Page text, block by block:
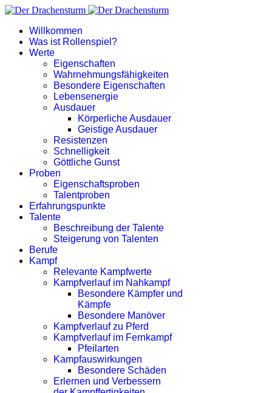
Willkommen
Was ist Rollenspiel?
Werte
Eigenschaften
Wahrnehmungsfähigkeiten
Besondere Eigenschaften
Lebensenergie
Ausdauer
Körperliche Ausdauer
Geistige Ausdauer
Resistenzen
Schnelligkeit
Göttliche Gunst
Proben
Eigenschaftsproben
Talentproben
Erfahrungspunkte
Talente
Beschreibung der Talente
Steigerung von Talenten
Berufe
Kampf
Relevante Kampfwerte
Kampfverlauf im Nahkampf
Besondere Kämpfer und
Kämpfe
Besondere Manöver
Kampfverlauf zu Pferd
Kampfverlauf im Fernkampf
Pfeilarten
Kampfauswirkungen
Besondere Schäden
Erlernen und Verbessern